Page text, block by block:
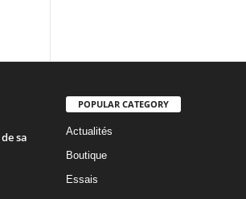
sa
POPULAR CATEGORY
Actualités
Boutique
Essais